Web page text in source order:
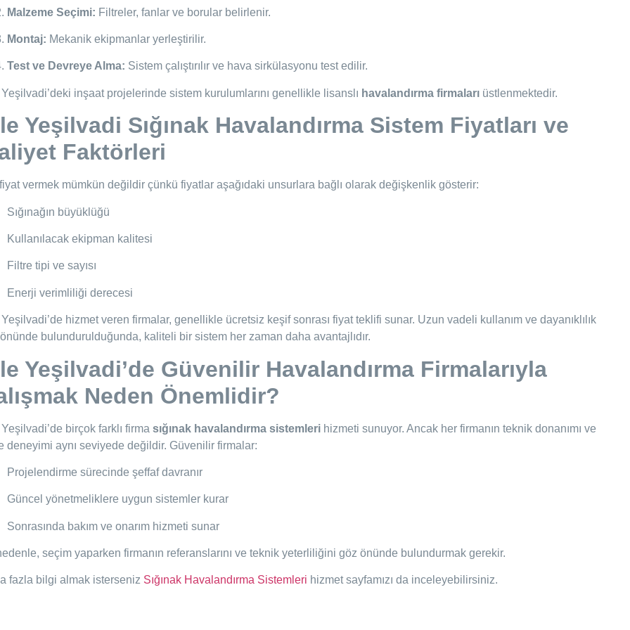
Malzeme Seçimi: Filtreler, fanlar ve borular belirlenir.
Montaj: Mekanik ekipmanlar yerleştirilir.
Test ve Devreye Alma: Sistem çalıştırılır ve hava sirkülasyonu test edilir.
inşaat projelerinde sistem kurulumlarını genellikle lisanslı havalandırma firmaları üstlenmektedir.
Yeşilvadi Sığınak Havalandırma Sistem Fiyatları ve
Faktörleri
vermek mümkün değildir çünkü fiyatlar aşağıdaki unsurlara bağlı olarak değişkenlik gösterir:
Sığınağın büyüklüğü
Kullanılacak ekipman kalitesi
Filtre tipi ve sayısı
Enerji verimliliği derecesi
hizmet veren firmalar, genellikle ücretsiz keşif sonrası fiyat teklifi sunar. Uzun vadeli kullanım ve dayanıklılık
bulundurulduğunda, kaliteli bir sistem her zaman daha avantajlıdır.
Yeşilvadi’de Güvenilir Havalandırma Firmalarıyla
Neden Önemlidir?
birçok farklı firma sığınak havalandırma sistemleri hizmeti sunuyor. Ancak her firmanın teknik donanımı ve
deneyimi aynı seviyede değildir. Güvenilir firmalar:
Projelendirme sürecinde şeffaf davranır
Güncel yönetmeliklere uygun sistemler kurar
Sonrasında bakım ve onarım hizmeti sunar
seçim yaparken firmanın referanslarını ve teknik yeterliliğini göz önünde bulundurmak gerekir.
fazla bilgi almak isterseniz Sığınak Havalandırma Sistemleri hizmet sayfamızı da inceleyebilirsiniz.